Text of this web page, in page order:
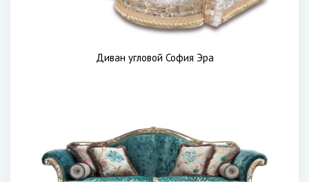
Диван угловой София Эра